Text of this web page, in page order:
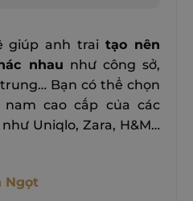
giúp anh traitạo nên
nhau như công sở,
Bạn có thể chọn
cao cấp của các
Uniqlo, Zara, H&M…
Ngọt